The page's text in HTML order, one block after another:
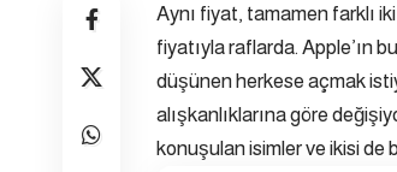
Aynı fiyat, tamamen farklı
fiyatıyla raflarda. Apple’ın
düşünen herkese açmak
alışkanlıklarına göre
konuşulan isimler ve ikisi de